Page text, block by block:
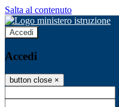
Salta al contenuto
Accedi
Accedi
button close ×